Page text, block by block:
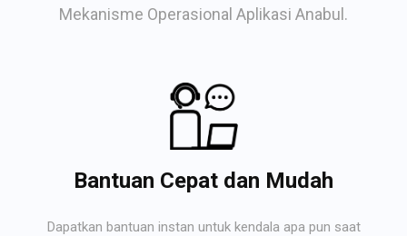
Mekanisme Operasional Aplikasi Anabul.
Bantuan Cepat dan Mudah
Dapatkan bantuan instan untuk kendala apa pun saat